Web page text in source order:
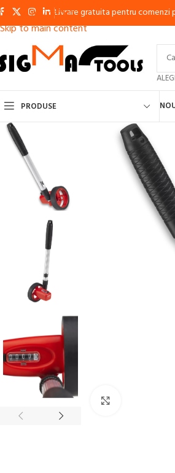
Skip to navigation
Skip to main content
Livrare gratuita pentru comenzi
PRODUSE
APARATE DE SUDURA CU ELECTROD,
APARATE DE SUDURA IN PUNCTEAPARATE